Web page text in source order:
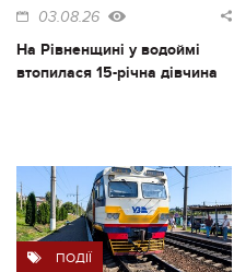
03.08.26
На Рівненщині у водоймі
втопилася 15-річна дівчина
ПОДІЇ